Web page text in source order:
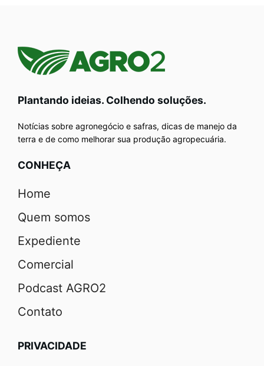
Plantando ideias. Colhendo soluções.
Notícias sobre agronegócio e safras, dicas de manejo da
terra e de como melhorar sua produção agropecuária.
CONHEÇA
Home
Quem somos
Expediente
Comercial
Podcast AGRO2
Contato
PRIVACIDADE